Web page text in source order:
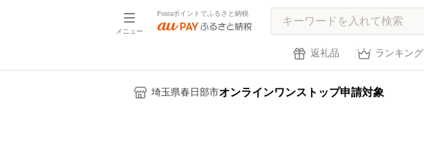
メニュー
Pontaポイントでふるさと納税
返礼品 ランキング
埼玉県春日部市オンラインワンストップ申請対象